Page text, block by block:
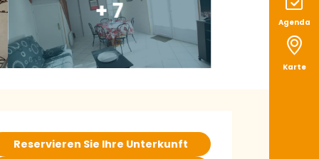
Agenda
Karte
+ 7
&
Reservieren Sie Ihre Unterkunft